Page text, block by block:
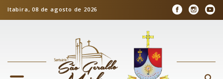
Itabira, 08 de agosto de 2026